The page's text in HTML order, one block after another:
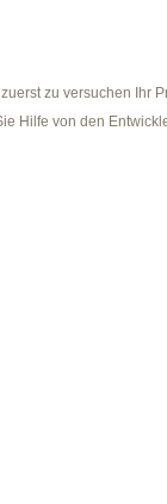
zu versuchen Ihr
Hilfe von den